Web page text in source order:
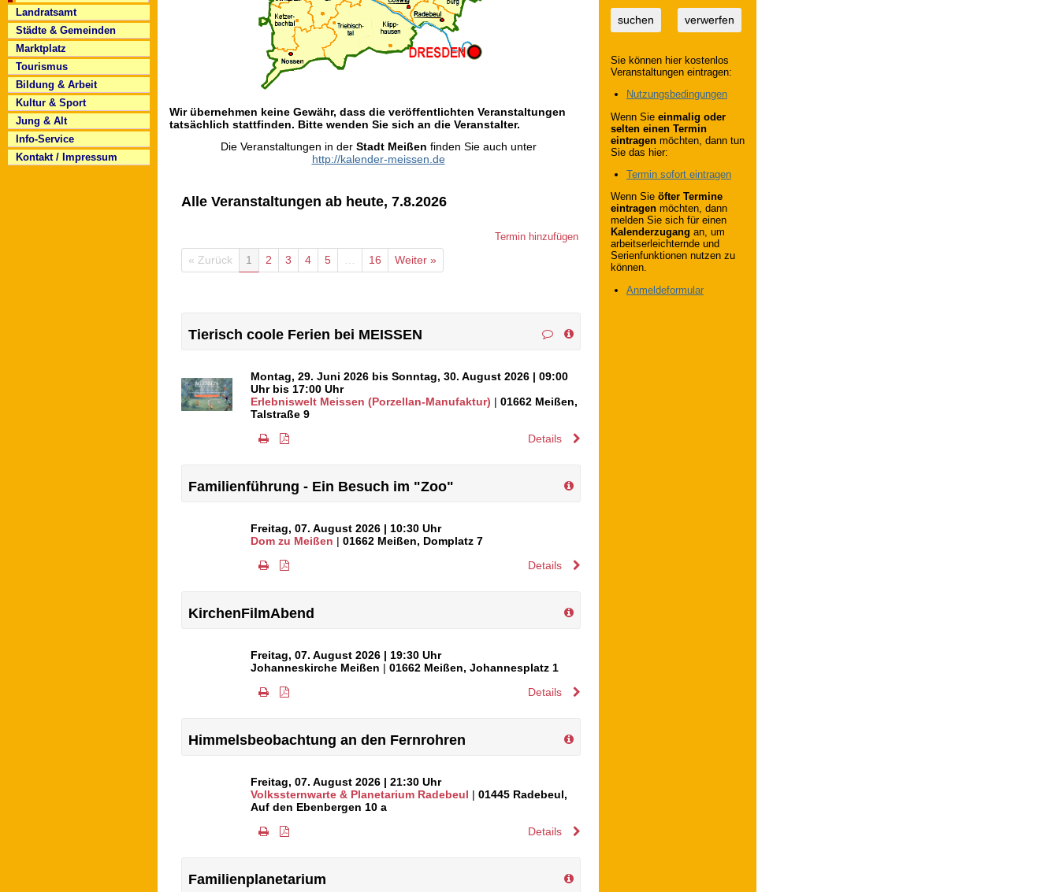
Wir übernehmen keine Gewähr, dass die veröffentlichten Veranstaltungen
tatsächlich stattfinden. Bitte wenden Sie sich an die Veranstalter.
Die Veranstaltungen in der Stadt Meißen finden Sie auch unter
http://kalender-meissen.de
Alle Veranstaltungen ab heute, 7.8.2026
« Zurück 1 2 3 4 5 16 Weiter »
Termin hinzufügen
Tierisch coole Ferien bei MEISSEN
Montag, 29. Juni 2026 bis Sonntag, 30. August 2026 | 09:00
Uhr bis 17:00 Uhr
Erlebniswelt Meissen (Porzellan-Manufaktur) |01662 Meißen,
Talstraße 9
Details
Familienführung - Ein Besuch im "Zoo"
Freitag, 07. August 2026 | 10:30 Uhr
Dom zu Meißen |01662 Meißen, Domplatz 7
Details
KirchenFilmAbend
Freitag, 07. August 2026 | 19:30 Uhr
Johanneskirche Meißen |01662 Meißen,Johannesplatz 1
Details
Himmelsbeobachtung an den Fernrohren
Freitag, 07. August 2026 | 21:30 Uhr
Volkssternwarte & Planetarium Radebeul |01445 Radebeul,
Auf den Ebenbergen 10 a
Details
Familienplanetarium
Landratsamt
Städte & Gemeinden
Marktplatz
Tourismus
Bildung & Arbeit
Kultur & Sport
Jung & Alt
Info-Service
Kontakt / Impressum
suchen verwerfen
Sie können hier kostenlos
Veranstaltungen eintragen:
Nutzungsbedingungen
Wenn Sie einmalig oder
selten einen Termin
eintragen möchten, dann tun
Sie das hier:
Termin sofort eintragen
Wenn Sie öfter Termine
eintragen möchten, dann
melden Sie sich für einen
Kalenderzugang an, um
arbeitserleichternde und
Serienfunktionen nutzen zu
können.
Anmeldeformular